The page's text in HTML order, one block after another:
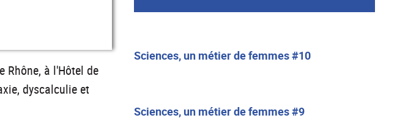
Rhône, à l'Hôtel de
dyscalculie et
Sciences, un métier de femmes #10
Sciences, un métier de femmes #9